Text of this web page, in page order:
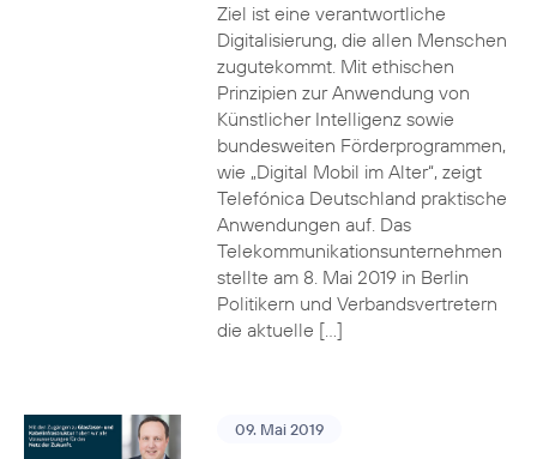
Ziel ist eine verantwortliche
Digitalisierung, die allen Menschen
zugutekommt. Mit ethischen
Prinzipien zur Anwendung von
Künstlicher Intelligenz sowie
bundesweiten Förderprogrammen,
wie „Digital Mobil im Alter“, zeigt
Telefónica Deutschland praktische
Anwendungen auf. Das
Telekommunikationsunternehmen
stellte am 8. Mai 2019 in Berlin
Politikern und Verbandsvertretern
die aktuelle […]
09. Mai 2019